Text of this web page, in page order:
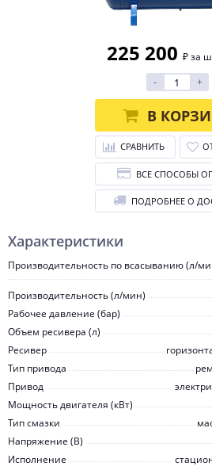
Характеристики
Производительность по всасыванию (л/
Производительность (л/мин)
Рабочее давление (бар)
Объем ресивера (л)
Ресивер
Тип привода
Привод
Мощность двигателя (кВт)
Тип смазки
Напряжение (В)
Исполнение
225 200 ₽ за
-
+
В
СРАВНИТЬ
ВСЕ СПОСОБЫ
ПОДРОБНЕЕ О